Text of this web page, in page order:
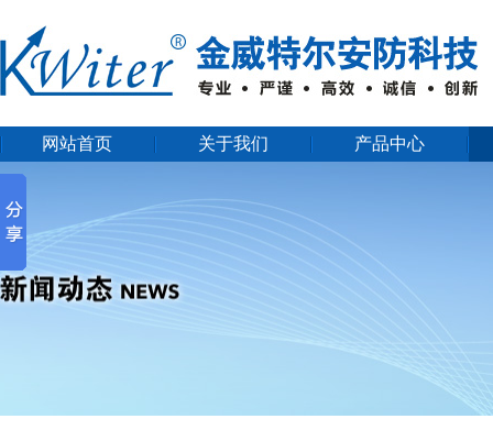
网站首页 关于我们 产品中心